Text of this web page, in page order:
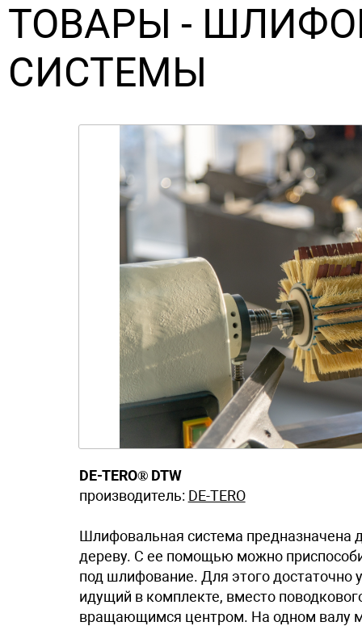
ТОВАРЫ -
СИСТЕМЫ
DE-TERO® DTW
производитель: DE-TERO
Шлифовальная система предназначена
дереву. С ее помощью можно
под шлифование. Для этого
идущий в комплекте, вместо
вращающимся центром. На одном валу